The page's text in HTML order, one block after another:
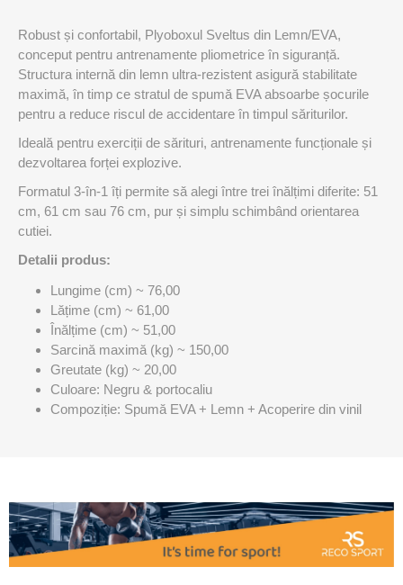
Robust și confortabil, Plyoboxul Sveltus din Lemn/EVA,
conceput pentru antrenamente pliometrice în siguranță.
Structura internă din lemn ultra-rezistent asigură stabilitate
maximă, în timp ce stratul de spumă EVA absoarbe șocurile
pentru a reduce riscul de accidentare în timpul săriturilor.
Ideală pentru exerciții de sărituri, antrenamente funcționale și
dezvoltarea forței explozive.
Formatul 3-în-1 îți permite să alegi între trei înălțimi diferite: 51
cm, 61 cm sau 76 cm, pur și simplu schimbând orientarea
cutiei.
Detalii produs:
Lungime (cm) ~ 76,00
Lățime (cm) ~ 61,00
Înălțime (cm) ~ 51,00
Sarcină maximă (kg) ~ 150,00
Greutate (kg) ~ 20,00
Culoare: Negru & portocaliu
Compoziție: Spumă EVA + Lemn + Acoperire din vinil